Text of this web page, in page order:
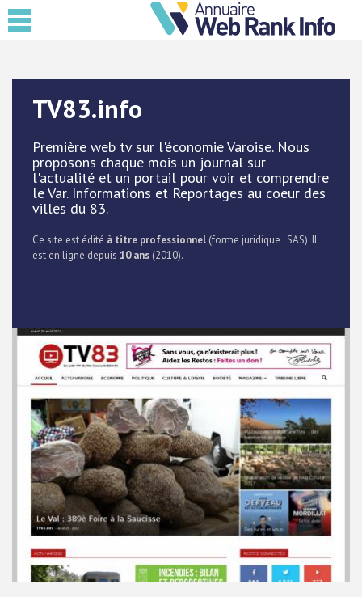
TV83.info
Première web tv sur l'économie Varoise. Nous
proposons chaque mois un journal sur
l'actualité et un portail pour voir et comprendre
le Var. Informations et Reportages au coeur des
villes du 83.
Ce site est édité à titre professionnel (forme juridique : SAS). Il
est en ligne depuis 10 ans (2010).